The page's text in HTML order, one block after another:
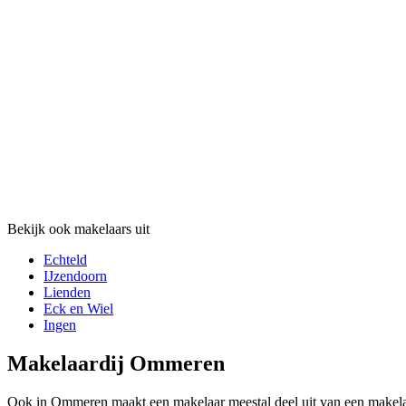
Bekijk ook makelaars uit
Echteld
IJzendoorn
Lienden
Eck en Wiel
Ingen
Makelaardij Ommeren
Ook in Ommeren maakt een makelaar meestal deel uit van een